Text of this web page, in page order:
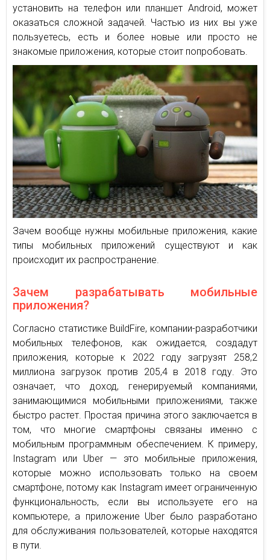
установить на телефон или планшет Android, может
оказаться сложной задачей. Частью из них вы уже
пользуетесь, есть и более новые или просто не
знакомые приложения, которые стоит попробовать.
Зачем вообще нужны мобильные приложения, какие
типы мобильных приложений существуют и как
происходит их распространение.
Зачем разрабатывать мобильные
приложения?
Согласно статистике BuildFire, компании-разработчики
мобильных телефонов, как ожидается, создадут
приложения, которые к 2022 году загрузят 258,2
миллиона загрузок против 205,4 в 2018 году. Это
означает, что доход, генерируемый компаниями,
занимающимися мобильными приложениями, также
быстро растет. Простая причина этого заключается в
том, что многие смартфоны связаны именно с
мобильным программным обеспечением. К примеру,
Instagram или Uber — это мобильные приложения,
которые можно использовать только на своем
смартфоне, потому как Instagram имеет ограниченную
функциональность, если вы используете его на
компьютере, а приложение Uber было разработано
для обслуживания пользователей, которые находятся
в пути.